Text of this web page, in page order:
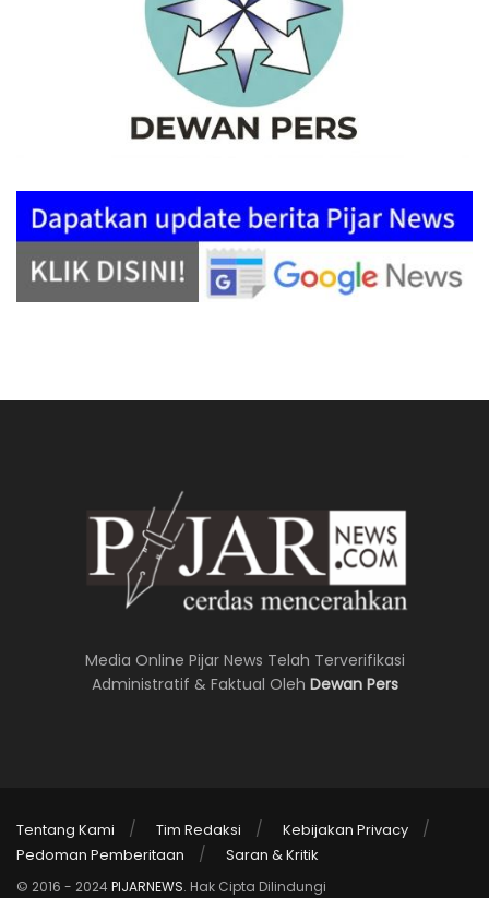
Media Online Pijar News Telah Terverifikasi
Administratif & Faktual Oleh Dewan Pers
Tentang Kami Tim Redaksi
Kebijakan Privacy
Pedoman Pemberitaan
Saran & Kritik
© 2016 - 2024PIJARNEWS. Hak Cipta Dilindungi